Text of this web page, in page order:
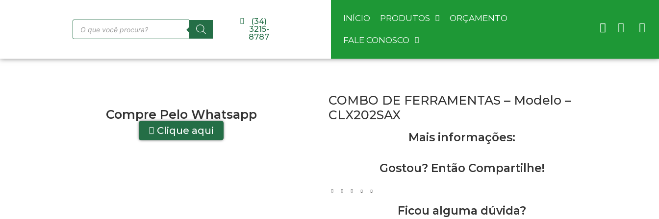
(34)
3215-
8787
INÍCIO PRODUTOS ORÇAMENTO
FALE CONOSCO
Compre Pelo Whatsapp
Clique aqui
COMBO DE FERRAMENTAS – Modelo –
CLX202SAX
Mais informações:
Gostou? Então Compartilhe!
Ficou alguma dúvida?